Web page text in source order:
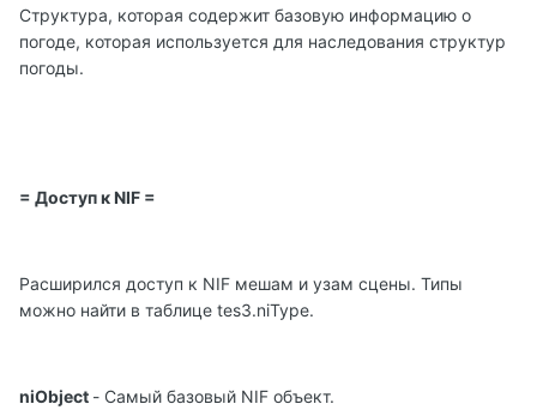
Структура, которая содержит базовую информацию о
погоде, которая используется для наследования структур
погоды.
= Доступ к NIF =
Расширился доступ к NIF мешам и узам сцены. Типы
можно найти в таблице tes3.niType.
niObject - Самый базовый NIF объект.